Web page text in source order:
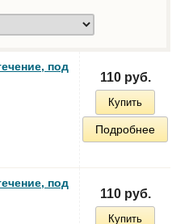
под
110 руб.
Купить
Подробнее
под
110 руб.
Купить